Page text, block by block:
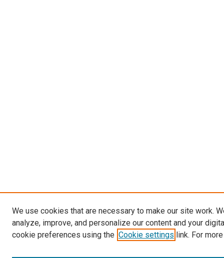
We use cookies that are necessary to make our site work.
analyze, improve, and personalize our content and your
cookie preferences using the Cookie settings link. For